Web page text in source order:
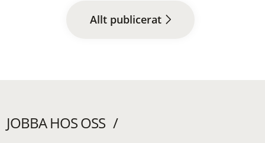
Allt publicerat
JOBBA HOS OSS